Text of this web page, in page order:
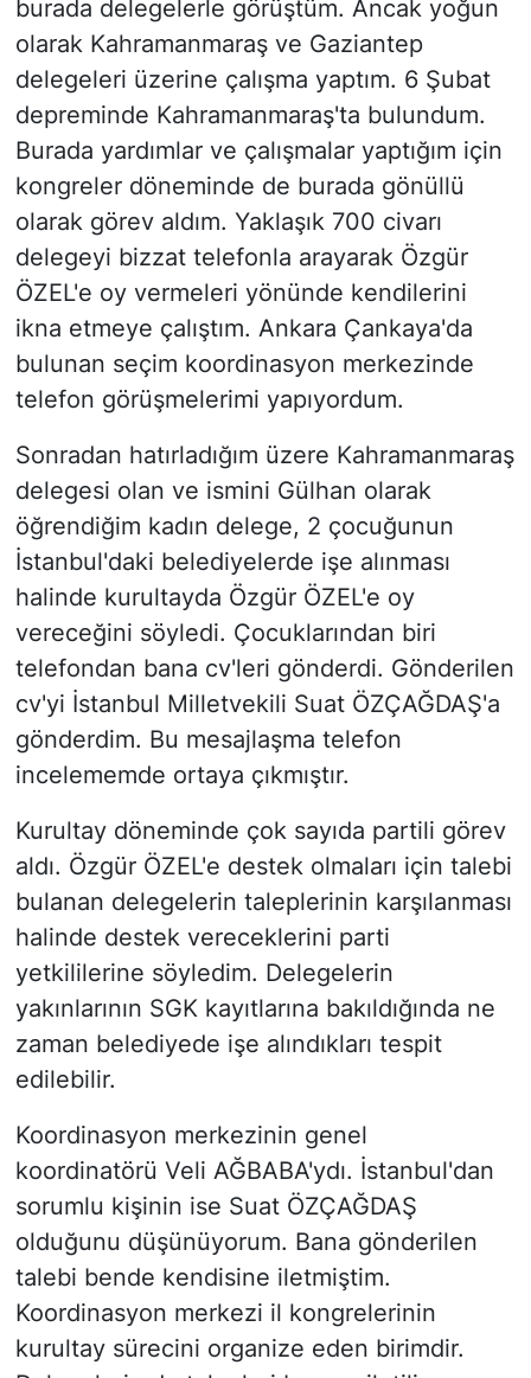
burada delegelerle görüştüm. Ancak yoğun
olarak Kahramanmaraş ve Gaziantep
delegeleri üzerine çalışma yaptım. 6 Şubat
depreminde Kahramanmaraş'ta bulundum.
Burada yardımlar ve çalışmalar yaptığım için
kongreler döneminde de burada gönüllü
olarak görev aldım. Yaklaşık 700 civarı
delegeyi bizzat telefonla arayarak Özgür
ÖZEL'e oy vermeleri yönünde kendilerini
ikna etmeye çalıştım. Ankara Çankaya'da
bulunan seçim koordinasyon merkezinde
telefon görüşmelerimi yapıyordum.
Sonradan hatırladığım üzere Kahramanmaraş
delegesi olan ve ismini Gülhan olarak
öğrendiğim kadın delege, 2 çocuğunun
İstanbul'daki belediyelerde işe alınması
halinde kurultayda Özgür ÖZEL'e oy
vereceğini söyledi. Çocuklarından biri
telefondan bana cv'leri gönderdi. Gönderilen
cv'yi İstanbul Milletvekili Suat ÖZÇAĞDAŞ'a
gönderdim. Bu mesajlaşma telefon
incelememde ortaya çıkmıştır.
Kurultay döneminde çok sayıda partili görev
aldı. Özgür ÖZEL'e destek olmaları için talebi
bulanan delegelerin taleplerinin karşılanması
halinde destek vereceklerini parti
yetkililerine söyledim. Delegelerin
yakınlarının SGK kayıtlarına bakıldığında ne
zaman belediyede işe alındıkları tespit
edilebilir.
Koordinasyon merkezinin genel
koordinatörü Veli AĞBABA'ydı. İstanbul'dan
sorumlu kişinin ise Suat ÖZÇAĞDAŞ
olduğunu düşünüyorum. Bana gönderilen
talebi bende kendisine iletmiştim.
Koordinasyon merkezi il kongrelerinin
kurultay sürecini organize eden birimdir.